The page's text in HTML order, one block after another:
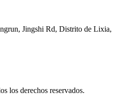
Jingshi Rd, Distrito de Lixia,
los derechos reservados.